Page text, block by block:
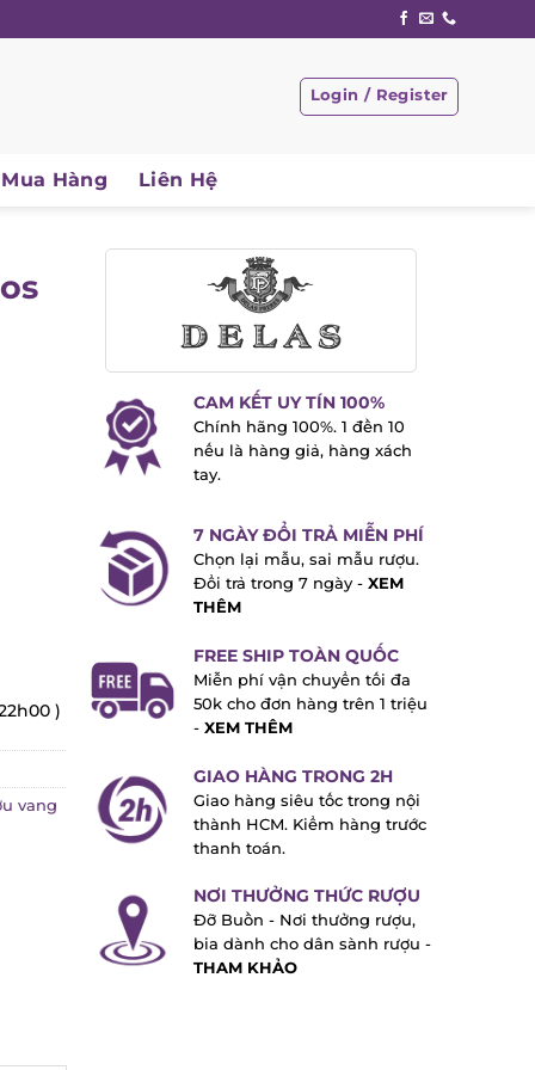
Login / Register
Mua Hàng Liên Hệ
)
vang
CAM KẾT UY TÍN 100%
Chính hãng 100%. 1 đền 10
nếu là hàng giả, hàng xách
tay.
7 NGÀY ĐỔI TRẢ MIỄN PHÍ
Chọn lại mẫu, sai mẫu rượu.
Đổi trả trong 7 ngày - XEM
THÊM
FREE SHIP TOÀN QUỐC
Miễn phí vận chuyển tối đa
50k cho đơn hàng trên 1 triệu
- XEM THÊM
GIAO HÀNG TRONG 2H
Giao hàng siêu tốc trong nội
thành HCM. Kiểm hàng trước
thanh toán.
NƠI THƯỞNG THỨC RƯỢU
Đỡ Buồn - Nơi thưởng rượu,
bia dành cho dân sành rượu -
THAM KHẢO